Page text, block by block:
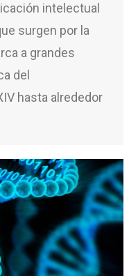
intelectual
surgen por la
a grandes
del
hasta alrededor